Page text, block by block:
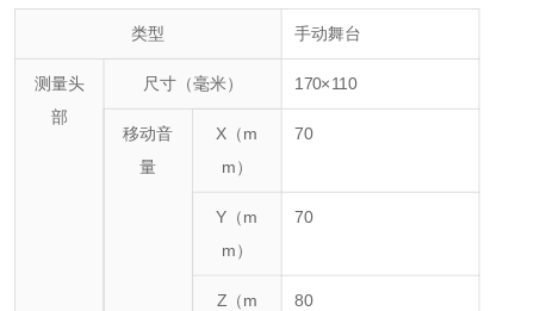
类型 手动舞台
测量头
部
尺寸（毫米） 170×110
移动音
量
X（m
m）
70
Y（m
m）
70
Z（m
80